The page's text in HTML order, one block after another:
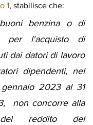
1, stabilisce che:
benzina o di
per l'acquisto di
dai datori di lavoro
dipendenti, nel
gennaio 2023 al 31
non concorre alla
del reddito del